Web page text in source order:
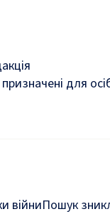
для
війниПошук